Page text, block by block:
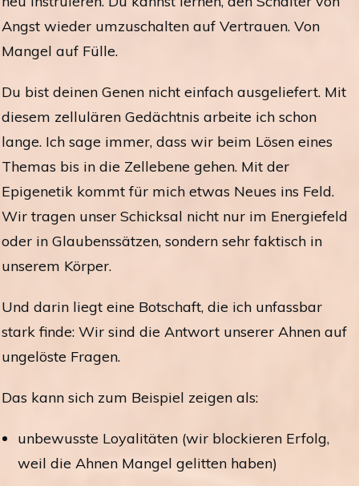
Angst wieder umzuschalten auf Vertrauen. Von
Mangel auf Fülle.
Du bist deinen Genen nicht einfach ausgeliefert. Mit
diesem zellulären Gedächtnis arbeite ich schon
lange. Ich sage immer, dass wir beim Lösen eines
Themas bis in die Zellebene gehen. Mit der
Epigenetik kommt für mich etwas Neues ins Feld.
Wir tragen unser Schicksal nicht nur im Energiefeld
oder in Glaubenssätzen, sondern sehr faktisch in
unserem Körper.
Und darin liegt eine Botschaft, die ich unfassbar
stark finde: Wir sind die Antwort unserer Ahnen auf
ungelöste Fragen.
Das kann sich zum Beispiel zeigen als:
unbewusste Loyalitäten (wir blockieren Erfolg,
weil die Ahnen Mangel gelitten haben)